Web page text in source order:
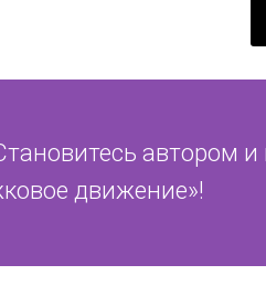
автором и
движение»!